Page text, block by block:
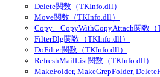
Delete関数（TKInfo.dll）
Move関数（TKInfo.dll）
Copy、CopyWithCopyAttach関数（
FilterDlg関数（TKInfo.dll）
DoFilter関数（TKInfo.dll）
RefreshMailList関数（TKInfo.dll）
MakeFolder, MakeGrepFolder,